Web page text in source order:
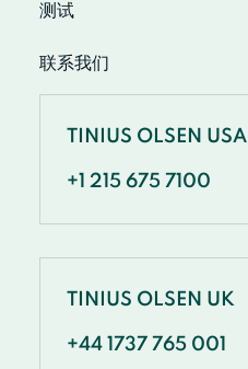
测试
联系我们
TINIUS OLSEN USA
+1 215 675 7100
TINIUS OLSEN UK
+44 1737 765 001